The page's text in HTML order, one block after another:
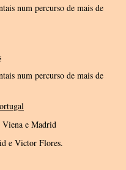
num percurso de mais de
num percurso de mais de
Viena e Madrid
e Victor Flores.